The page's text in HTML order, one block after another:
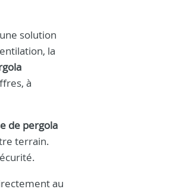
solution
la
à
de pergola
terrain.
au